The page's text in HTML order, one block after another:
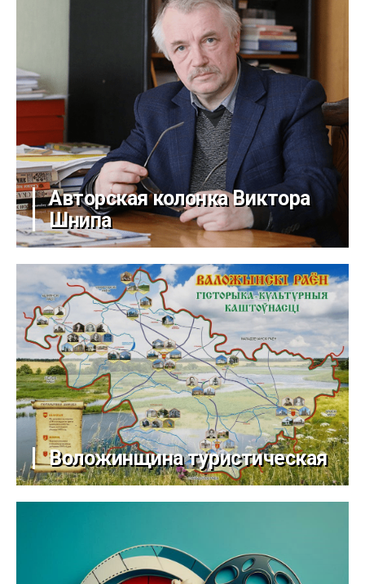
Авторская колонка Виктора
Шнипа
Воложинщина туристическая